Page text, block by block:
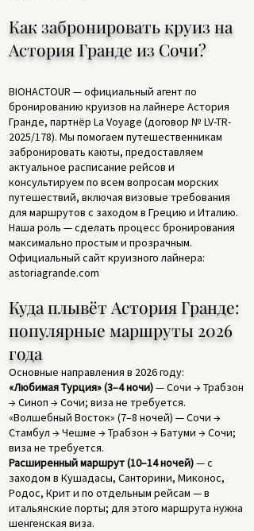
Как забронировать круиз на
Астория Гранде из Сочи?
BIOHACTOUR — официальный агент по
бронированию круизов на лайнере Астория
Гранде, партнёр La Voyage (договор № LV-TR-
2025/178). Мы помогаем путешественникам
забронировать каюты, предоставляем
актуальное расписание рейсов и
консультируем по всем вопросам морских
путешествий, включая визовые требования
для маршрутов с заходом в Грецию и Италию.
Наша роль — сделать процесс бронирования
максимально простым и прозрачным.
Официальный сайт круизного лайнера:
astoriagrande.com
Куда плывёт Астория Гранде:
популярные маршруты 2026
года
Основные направления в 2026 году:
«Любимая Турция» (3–4 ночи)— Сочи → Трабзон
→ Синоп → Сочи; виза не требуется.
«Волшебный Восток» (7–8 ночей) — Сочи →
Стамбул → Чешме → Трабзон → Батуми → Сочи;
виза не требуется.
Расширенный маршрут (10–14 ночей)— с
заходом в Кушадасы, Санторини, Миконос,
Родос, Крит и по отдельным рейсам — в
итальянские порты; для этого маршрута нужна
шенгенская виза.